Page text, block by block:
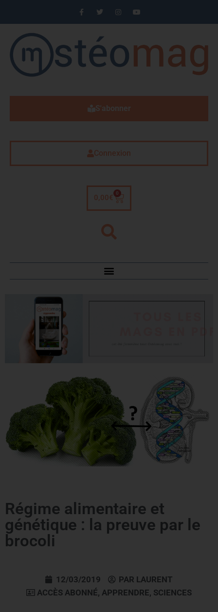
S'abonner
Connexion
0,00 €
0
Régime alimentaire et
génétique : la preuve par le
brocoli
12/03/2019 PAR LAURENT
ACCÈS ABONNÉ, APPRENDRE, SCIENCES